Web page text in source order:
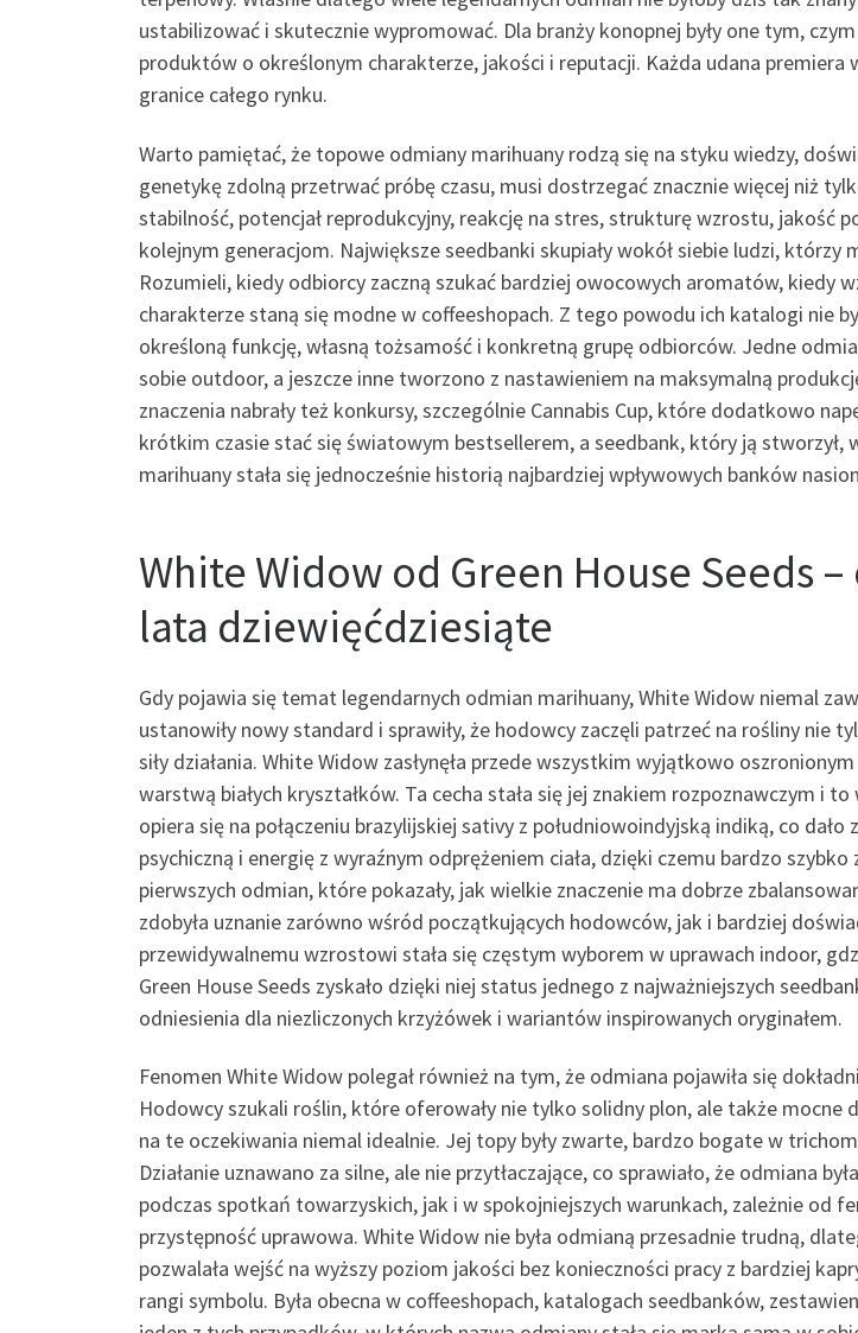
ustabilizować i skutecznie wypromować. Dla branży konopnej były one tym,
produktów o określonym charakterze, jakości i reputacji. Każda udana premiera
granice całego rynku.
Warto pamiętać, że topowe odmiany marihuany rodzą się na styku wiedzy,
genetykę zdolną przetrwać próbę czasu, musi dostrzegać znacznie więcej niż
stabilność, potencjał reprodukcyjny, reakcję na stres, strukturę wzrostu, jakość
kolejnym generacjom. Największe seedbanki skupiały wokół siebie ludzi,
Rozumieli, kiedy odbiorcy zaczną szukać bardziej owocowych aromatów, kiedy
charakterze staną się modne w coffeeshopach. Z tego powodu ich katalogi nie
określoną funkcję, własną tożsamość i konkretną grupę odbiorców. Jedne
sobie outdoor, a jeszcze inne tworzono z nastawieniem na maksymalną
znaczenia nabrały też konkursy, szczególnie Cannabis Cup, które dodatkowo
krótkim czasie stać się światowym bestsellerem, a seedbank, który ją stworzył,
marihuany stała się jednocześnie historią najbardziej wpływowych banków
White Widow od Green House Seeds
lata dziewięćdziesiąte
Gdy pojawia się temat legendarnych odmian marihuany, White Widow niemal
ustanowiły nowy standard i sprawiły, że hodowcy zaczęli patrzeć na rośliny nie
siły działania. White Widow zasłynęła przede wszystkim wyjątkowo
warstwą białych kryształków. Ta cecha stała się jej znakiem rozpoznawczym i
opiera się na połączeniu brazylijskiej sativy z południowoindyjską indiką, co
psychiczną i energię z wyraźnym odprężeniem ciała, dzięki czemu bardzo
pierwszych odmian, które pokazały, jak wielkie znaczenie ma dobrze
zdobyła uznanie zarówno wśród początkujących hodowców, jak i bardziej
przewidywalnemu wzrostowi stała się częstym wyborem w uprawach indoor,
Green House Seeds zyskało dzięki niej status jednego z najważniejszych
odniesienia dla niezliczonych krzyżówek i wariantów inspirowanych oryginałem.
Fenomen White Widow polegał również na tym, że odmiana pojawiła się
Hodowcy szukali roślin, które oferowały nie tylko solidny plon, ale także mocne
na te oczekiwania niemal idealnie. Jej topy były zwarte, bardzo bogate w
Działanie uznawano za silne, ale nie przytłaczające, co sprawiało, że odmiana
podczas spotkań towarzyskich, jak i w spokojniejszych warunkach, zależnie od
przystępność uprawowa. White Widow nie była odmianą przesadnie trudną,
pozwalała wejść na wyższy poziom jakości bez konieczności pracy z bardziej
rangi symbolu. Była obecna w coffeeshopach, katalogach seedbanków,